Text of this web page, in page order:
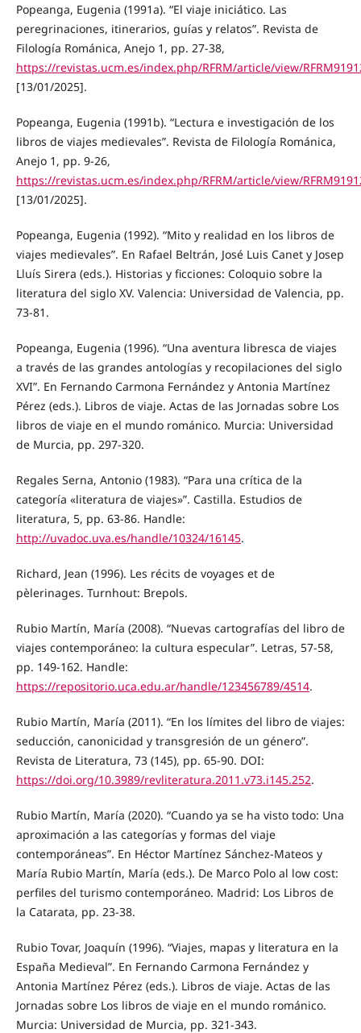
Popeanga, Eugenia (1991a). “El viaje iniciático. Las
peregrinaciones, itinerarios, guías y relatos”. Revista de
Filología Románica, Anejo 1, pp. 27-38,
https://revistas.ucm.es/index.php/RFRM/article/view/
[13/01/2025].
Popeanga, Eugenia (1991b). “Lectura e investigación de los
libros de viajes medievales”. Revista de Filología Románica,
Anejo 1, pp. 9-26,
https://revistas.ucm.es/index.php/RFRM/article/view/
[13/01/2025].
Popeanga, Eugenia (1992). “Mito y realidad en los libros de
viajes medievales”. En Rafael Beltrán, José Luis Canet y Josep
Lluís Sirera (eds.). Historias y ficciones: Coloquio sobre la
literatura del siglo XV. Valencia: Universidad de Valencia, pp.
73-81.
Popeanga, Eugenia (1996). “Una aventura libresca de viajes
a través de las grandes antologías y recopilaciones del siglo
XVI”. En Fernando Carmona Fernández y Antonia Martínez
Pérez (eds.). Libros de viaje. Actas de las Jornadas sobre Los
libros de viaje en el mundo románico. Murcia: Universidad
de Murcia, pp. 297-320.
Regales Serna, Antonio (1983). “Para una crítica de la
categoría «literatura de viajes»”. Castilla. Estudios de
literatura, 5, pp. 63-86. Handle:
http://uvadoc.uva.es/handle/10324/16145.
Richard, Jean (1996). Les récits de voyages et de
pèlerinages. Turnhout: Brepols.
Rubio Martín, María (2008). “Nuevas cartografías del libro de
viajes contemporáneo: la cultura especular”. Letras, 57-58,
pp. 149-162. Handle:
https://repositorio.uca.edu.ar/handle/123456789/4514.
Rubio Martín, María (2011). “En los límites del libro de viajes:
seducción, canonicidad y transgresión de un género”.
Revista de Literatura, 73 (145), pp. 65-90. DOI:
https://doi.org/10.3989/revliteratura.2011.v73.i145.252.
Rubio Martín, María (2020). “Cuando ya se ha visto todo: Una
aproximación a las categorías y formas del viaje
contemporáneas”. En Héctor Martínez Sánchez-Mateos y
María Rubio Martín, María (eds.). De Marco Polo al low cost:
perfiles del turismo contemporáneo. Madrid: Los Libros de
la Catarata, pp. 23-38.
Rubio Tovar, Joaquín (1996). “Viajes, mapas y literatura en la
España Medieval”. En Fernando Carmona Fernández y
Antonia Martínez Pérez (eds.). Libros de viaje. Actas de las
Jornadas sobre Los libros de viaje en el mundo románico.
Murcia: Universidad de Murcia, pp. 321-343.